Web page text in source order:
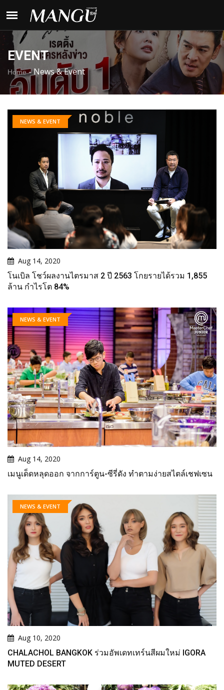
EVENT
Home- News & Event
NEWS & EVENT
Aug 14, 2020
โนเบิล โชว์ผลงานไตรมาส 2 ปี 2563 โกยรายได้รวม 1,855
ล้าน กำไรโต 84%
NEWS & EVENT
Aug 14, 2020
เมนูเด็ดหลุดออก จากการ์ตูน-ซีรี่ดัง ทำตามง่ายสไตล์เชฟเซน
NEWS & EVENT
Aug 10, 2020
CHALACHOL BANGKOK ร่วมอัพเดทเทร์นสีผมใหม่ IGORA
MUTED DESERT